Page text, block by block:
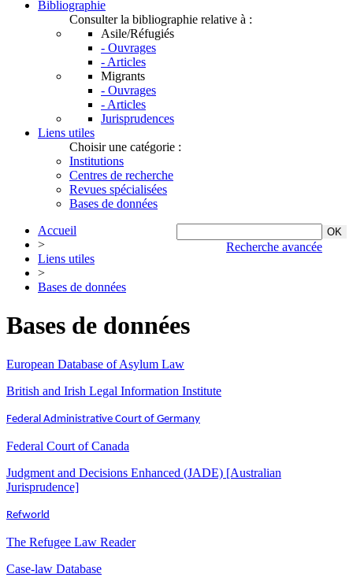
Bibliographie
Consulter la bibliographie relative à :
Asile/Réfugiés
- Ouvrages
- Articles
Migrants
- Ouvrages
- Articles
Jurisprudences
Liens utiles
Choisir une catégorie :
Institutions
Centres de recherche
Revues spécialisées
Bases de données
Recherche avancée
Accueil
>
Liens utiles
>
Bases de données
Bases de données
European Database of Asylum Law
British and Irish Legal Information Institute
Federal Administrative Court of Germany
Federal Court of Canada
Judgment and Decisions Enhanced (JADE) [Australian
Jurisprudence]
Refworld
The Refugee Law Reader
Case-law Database